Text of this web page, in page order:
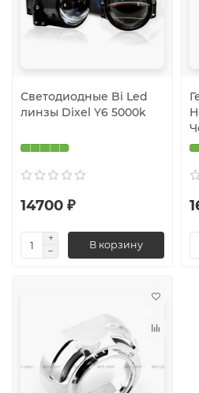
Светодиодные Bi Led
линзы Dixel Y6 5000k
14700 ₽
В корзину